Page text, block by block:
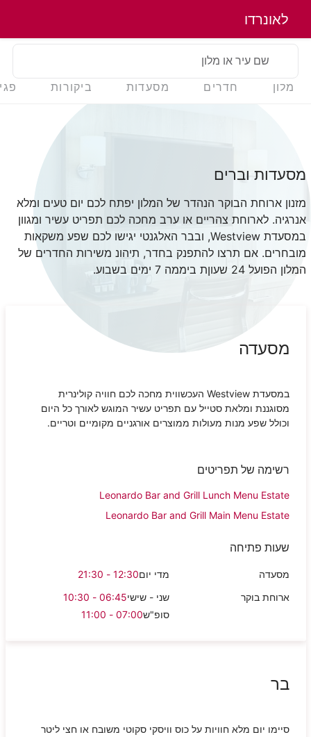
לאונרדו
שם עיר או מלון
מלון חדרים מסעדות ביקורות
מסעדות וברים
מזנון ארוחת הבוקר הנהדר של המלון יפתח לכם יום טעים ומלא
אנרגיה. לארוחת צהריים או ערב מחכה לכם תפריט עשיר ומגוון
במסעדתWestview, ובבר האלגנטי יגישו לכם שפע משקאות
מובחרים. אם תרצו להתפנק בחדר, תיהונ משירות החדרים של
המלון הפועל 24 שעוןת ביממה 7 ימים בשבוע.
מסעדה
במסעדתWestview העכשווית מחכה לכם חוויה קולינרית
מסוגננת ומלאת סטייל עם תפריט עשיר המוגש לאורך כל היום
וכולל שפע מנות מעולות ממוצרים אורגניים מקומיים וטריים.
רשימה של תפריטים
Leonardo Bar and Grill Lunch Menu Estate
Leonardo Bar and Grill Main Menu Estate
שעות פתיחה
מסעדה מדי יום12:30 - 21:30
ארוחת בוקר
שני - שישי06:45 - 10:30
סופ"ש07:00 - 11:00
בר
סיימו יום מלא חוויות על כוס וויסקי סקוטי משובח או חצי ליטר